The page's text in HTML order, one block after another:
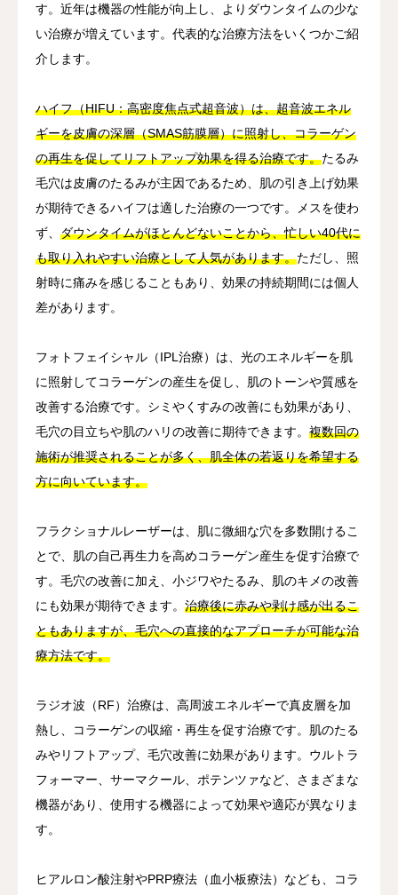
す。近年は機器の性能が向上し、よりダウンタイムの少な
い治療が増えています。代表的な治療方法をいくつかご紹
介します。
ハイフ（HIFU：高密度焦点式超音波）は、超音波エネル
ギーを皮膚の深層（SMAS筋膜層）に照射し、コラーゲン
の再生を促してリフトアップ効果を得る治療です。たるみ
毛穴は皮膚のたるみが主因であるため、肌の引き上げ効果
が期待できるハイフは適した治療の一つです。メスを使わ
ず、 ダウンタイムがほとんどないことから、忙しい40代に
も取り入れやすい治療として人気があります。ただし、照
射時に痛みを感じることもあり、効果の持続期間には個人
差があります。
フォトフェイシャル（IPL治療）は、光のエネルギーを肌
に照射してコラーゲンの産生を促し、肌のトーンや質感を
改善する治療です。シミやくすみの改善にも効果があり、
毛穴の目立ちや肌のハリの改善に期待できます。 複数回の
施術が推奨されることが多く、肌全体の若返りを希望する
方に向いています。
フラクショナルレーザーは、肌に微細な穴を多数開けるこ
とで、肌の自己再生力を高めコラーゲン産生を促す治療で
す。毛穴の改善に加え、小ジワやたるみ、肌のキメの改善
にも効果が期待できます。 治療後に赤みや剥け感が出るこ
ともありますが、毛穴への直接的なアプローチが可能な治
療方法です。
ラジオ波（RF）治療は、高周波エネルギーで真皮層を加
熱し、コラーゲンの収縮・再生を促す治療です。肌のたる
みやリフトアップ、毛穴改善に効果があります。ウルトラ
フォーマー、サーマクール、ポテンツァなど、さまざまな
機器があり、使用する機器によって効果や適応が異なりま
す。
ヒアルロン酸注射やPRP療法（血小板療法）なども、コラ